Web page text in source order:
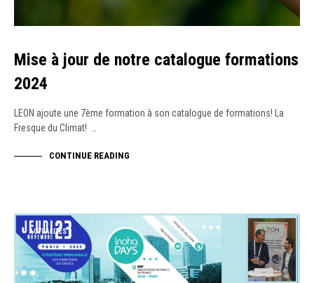
Mise à jour de notre catalogue formations
2024
LEON ajoute une 7ème formation à son catalogue de formations! La
Fresque du Climat! …
CONTINUE READING
ACTUALITÉS